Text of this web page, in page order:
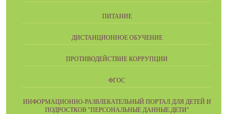
ПИТАНИЕ
ДИСТАНЦИОННОЕ ОБУЧЕНИЕ
ПРОТИВОДЕЙСТВИЕ КОРРУПЦИИ
ФГОС
ИНФОРМАЦИОННО-РАЗВЛЕКАТЕЛЬНЫЙ ПОРТАЛ ДЛЯ ДЕТЕЙ И
ПОДРОСТКОВ "ПЕРСОНАЛЬНЫЕ ДАННЫЕ.ДЕТИ"